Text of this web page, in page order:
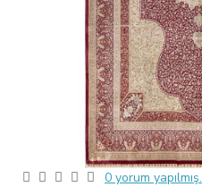
0 yorum yapılmış.